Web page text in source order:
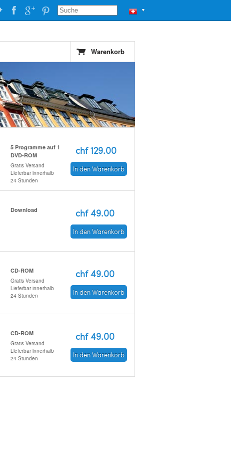
▼
Warenkorb
5 Programme auf 1
DVD-ROM
Gratis Versand
Lieferbar innerhalb
24 Stunden
chf 129.00
In den Warenkorb
Download chf 49.00
In den Warenkorb
CD-ROM
Gratis Versand
Lieferbar innerhalb
24 Stunden
chf 49.00
In den Warenkorb
CD-ROM
Gratis Versand
Lieferbar innerhalb
24 Stunden
chf 49.00
In den Warenkorb